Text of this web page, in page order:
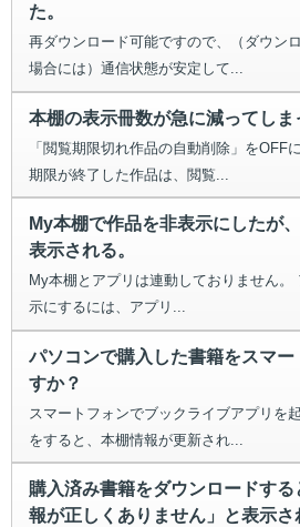
た。
再ダウンロード可能ですので、（ダウン
場合には）通信状態が安定して...
本棚の表示冊数が急に減ってしま
「閲覧期限切れ作品の自動削除」をOFF
期限が終了した作品は、閲覧...
My本棚で作品を非表示にしたが
表示される。
My本棚とアプリは連動しておりません。
示にするには、アプリ...
パソコンで購入した書籍をスマー
すか？
スマートフォンでブックライブアプリを
をすると、本棚情報が更新され...
購入済み書籍をダウンロードす
報が正しくありません」と表示さ